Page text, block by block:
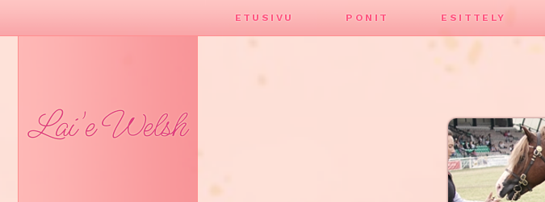
ETUSIVU PONIT ESITTELY
Lai'e Welsh